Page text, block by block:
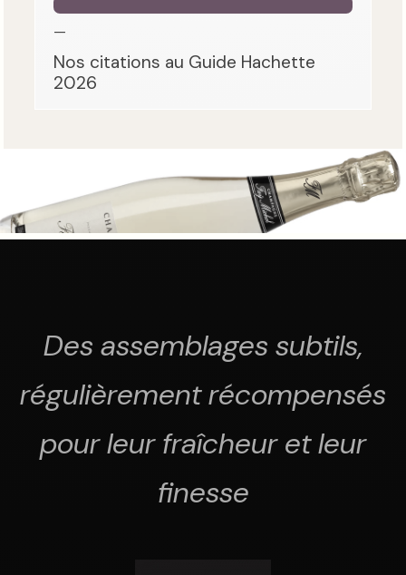
—
Nos citations au Guide Hachette
2026
Des assemblages subtils,
régulièrement récompensés
pour leur fraîcheur et leur
finesse